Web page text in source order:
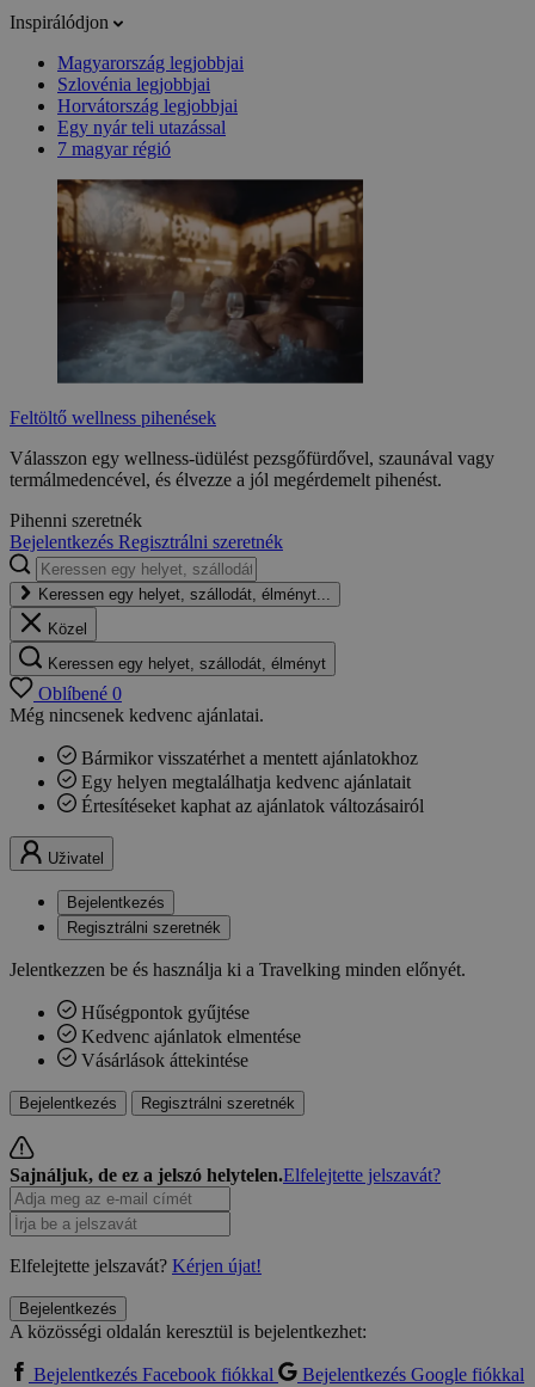
Inspirálódjon
Magyarország legjobbjai
Szlovénia legjobbjai
Horvátország legjobbjai
Egy nyár teli utazással
7 magyar régió
Feltöltő wellness pihenések
Válasszon egy wellness-üdülést pezsgőfürdővel, szaunával vagy
termálmedencével, és élvezze a jól megérdemelt pihenést.
Pihenni szeretnék
Bejelentkezés Regisztrálni szeretnék
Keressen egy helyet, szállodát, élményt...
Közel
Keressen egy helyet, szállodát, élményt
Oblíbené 0
Még nincsenek kedvenc ajánlatai.
Bármikor visszatérhet a mentett ajánlatokhoz
Egy helyen megtalálhatja kedvenc ajánlatait
Értesítéseket kaphat az ajánlatok változásairól
Uživatel
Bejelentkezés
Regisztrálni szeretnék
Jelentkezzen be és használja ki a Travelking minden előnyét.
Hűségpontok gyűjtése
Kedvenc ajánlatok elmentése
Vásárlások áttekintése
Bejelentkezés Regisztrálni szeretnék
Sajnáljuk, de ez a jelszó helytelen.Elfelejtette jelszavát?
Elfelejtette jelszavát? Kérjen újat!
Bejelentkezés
A közösségi oldalán keresztül is bejelentkezhet:
Bejelentkezés Facebook fiókkal
Bejelentkezés Google fiókkal